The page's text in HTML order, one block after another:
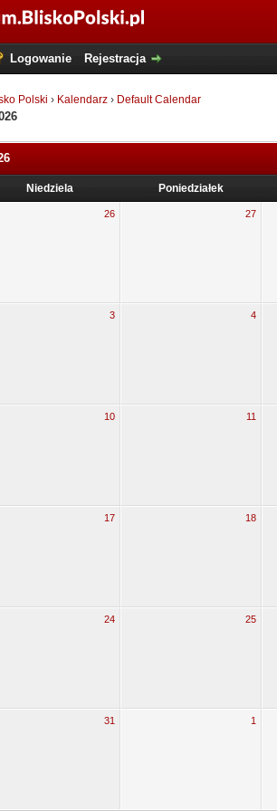
Logowanie Rejestracja
Polski › Kalendarz › Default Calendar
Niedziela Poniedziałek
26 27
3 4
10 11
17 18
24 25
31 1